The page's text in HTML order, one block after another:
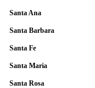
Santa Ana
Santa Barbara
Santa Fe
Santa Maria
Santa Rosa